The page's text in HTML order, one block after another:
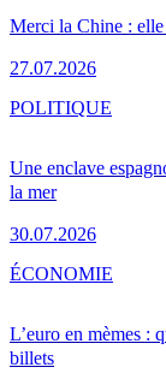
Merci la Chine : elle
27.07.2026
Une enclave
la mer
30.07.2026
POLITIQUE
L’euro en mèmes :
billets
ÉCONOMIE